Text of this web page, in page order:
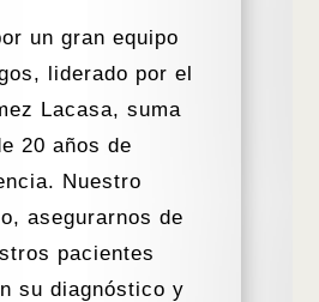
un gran equipo
, liderado por el
Lacasa, suma
20 años de
Nuestro
asegurarnos de
pacientes
su diagnóstico y